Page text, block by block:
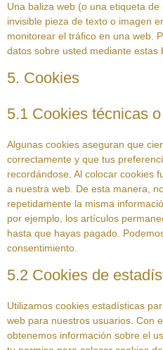
Una baliza web (o una etiqueta
invisible pieza de texto o imagen
monitorear el tráfico en una web.
datos sobre usted mediante estas
5. Cookies
5.1 Cookies técnicas
Algunas cookies aseguran que
correctamente y que tus
recordándose. Al colocar cookies
a nuestra web. De esta manera,
repetidamente la misma
por ejemplo, los artículos
hasta que hayas pagado.
consentimiento.
5.2 Cookies de
Utilizamos cookies estadísticas
web para nuestros usuarios. Con
obtenemos información sobre el